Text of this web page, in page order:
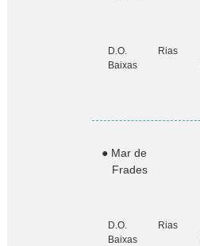
D.O. Rias
Baixas
● Mar de
Frades
D.O. Rias
Baixas